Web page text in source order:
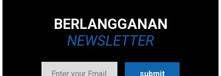
BERLANGGANAN
NEWSLETTER